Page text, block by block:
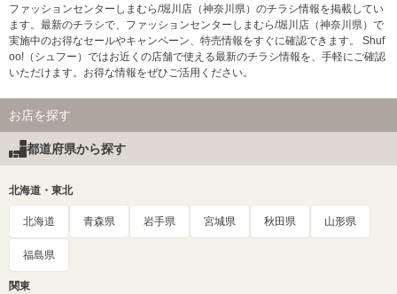
ファッションセンターしまむら/堀川店（神奈川県）のチラシ情報を掲載してい
ます。最新のチラシで、ファッションセンターしまむら/堀川店（神奈川県）で
実施中のお得なセールやキャンペーン、特売情報をすぐに確認できます。 Shuf
oo!（シュフー）ではお近くの店舗で使える最新のチラシ情報を、手軽にご確認
いただけます。お得な情報をぜひご活用ください。
お店を探す
都道府県から探す
北海道・東北
北海道 青森県 岩手県 宮城県 秋田県 山形県
福島県
関東